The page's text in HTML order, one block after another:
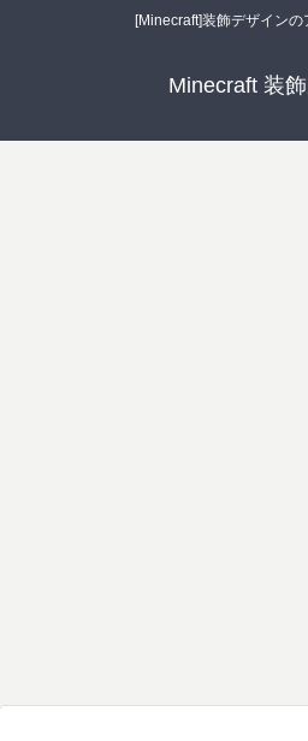
[Minecraft]装飾デザイン
Minecraft 装